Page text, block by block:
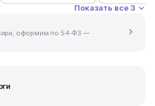
Показать все 3
оформим по 54-ФЗ —